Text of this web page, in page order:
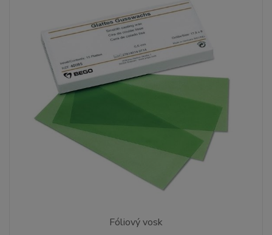
Fóliový vosk